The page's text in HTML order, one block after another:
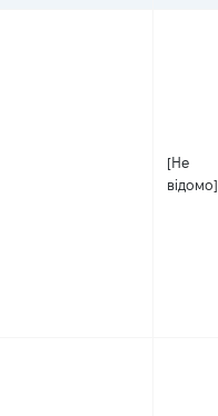
[Не
відомо]